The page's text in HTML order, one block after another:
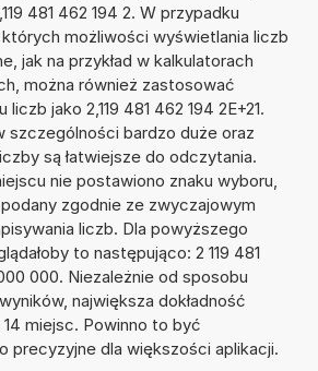
481 462 194 2. W przypadku
możliwości wyświetlania liczb
jak na przykład w kalkulatorach
można również zastosować
jako 2,119 481 462 194 2E+21.
szczególności bardzo duże oraz
są łatwiejsze do odczytania.
nie postawiono znaku wyboru,
zgodnie ze zwyczajowym
liczb. Dla powyższego
to następująco: 2 119 481
000. Niezależnie od sposobu
największa dokładność
miejsc. Powinno to być
precyzyjne dla większości aplikacji.